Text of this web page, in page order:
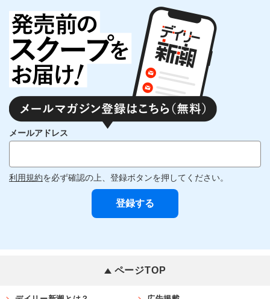
メールアドレス
利用規約を必ず確認の上、登録ボタンを押してください。
ページTOP